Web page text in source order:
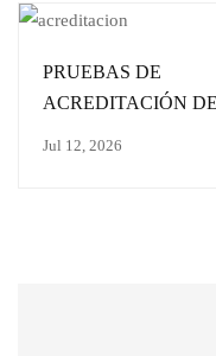
PRUEBAS DE
ACREDITACIÓN DE
Jul 12, 2026